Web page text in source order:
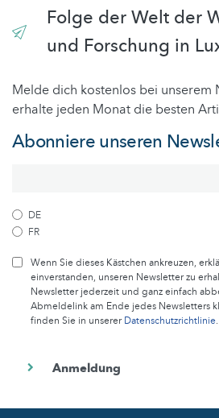
Folge der Welt der
und Forschung in
Melde dich kostenlos bei unserem
erhalte jeden Monat die besten
Abonniere unseren
DE
FR
Wenn Sie dieses Kästchen ankreuzen,
einverstanden, unseren Newsletter zu
Newsletter jederzeit und ganz einfach
Abmeldelink am Ende jedes Newsletters
finden Sie in unsererDatenschutzrichtlinie.